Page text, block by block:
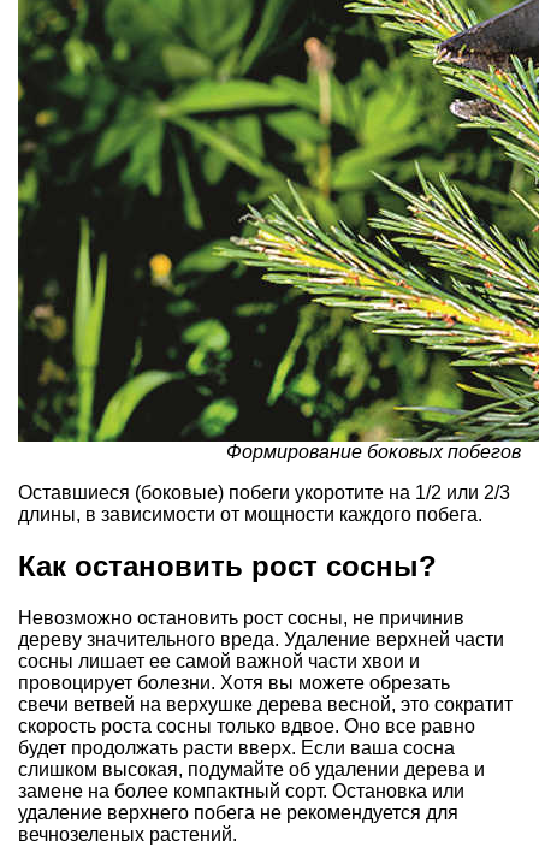
Формирование боковых побегов
Оставшиеся (боковые) побеги укоротите на 1/2 или 2/3
длины, в зависимости от мощности каждого побега.
Как остановить рост сосны?
Невозможно остановить рост сосны, не причинив
дереву значительного вреда. Удаление верхней части
сосны лишает ее самой важной части хвои и
провоцирует болезни. Хотя вы можете обрезать
свечи ветвей на верхушке дерева весной, это сократит
скорость роста сосны только вдвое. Оно все равно
будет продолжать расти вверх. Если ваша сосна
слишком высокая, подумайте об удалении дерева и
замене на более компактный сорт. Остановка или
удаление верхнего побега не рекомендуется для
вечнозеленых растений.